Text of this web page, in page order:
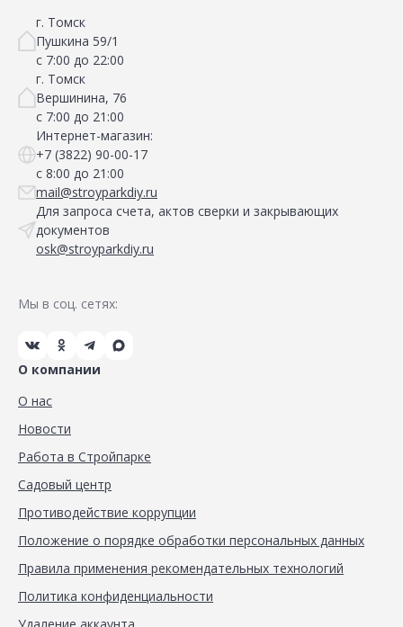
г. Томск
Пушкина 59/1
с 7:00 до 22:00
г. Томск
Вершинина, 76
с 7:00 до 21:00
Интернет-магазин:
+7 (3822) 90-00-17
с 8:00 до 21:00
mail@stroyparkdiy.ru
Для запроса счета, актов сверки и закрывающих
документов
osk@stroyparkdiy.ru
Мы в соц. сетях:
О компании
О нас
Новости
Работа в Стройпарке
Садовый центр
Противодействие коррупции
Положение о порядке обработки персональных данных
Правила применения рекомендательных технологий
Политика конфиденциальности